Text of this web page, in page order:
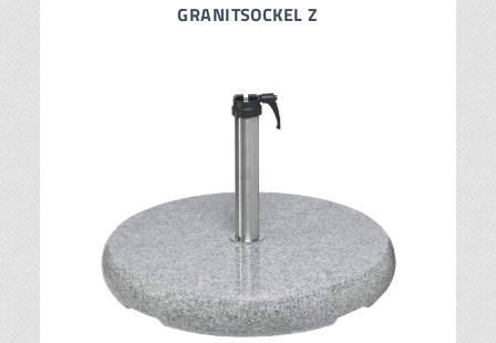
GRANITSOCKEL Z